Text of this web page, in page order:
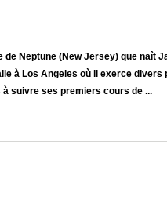
Neptune (New Jersey) que naît
à Los Angeles où il exerce
suivre ses premiers cours de ...